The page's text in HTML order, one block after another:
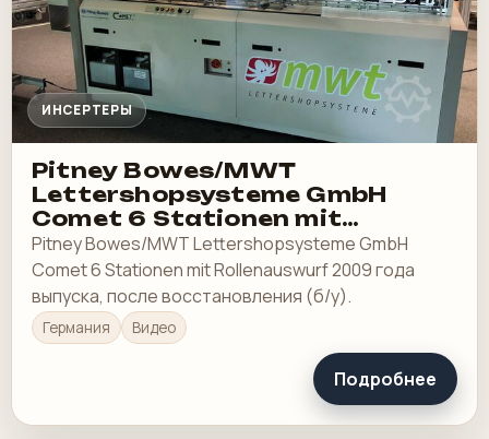
ИНСЕРТЕРЫ
Pitney Bowes/MWT
Lettershopsysteme GmbH
Comet 6 Stationen mit
Rollenauswurf
Pitney Bowes/MWT Lettershopsysteme GmbH
Comet 6 Stationen mit Rollenauswurf 2009 года
выпуска, после восстановления (б/у).
Германия Видео
Подробнее